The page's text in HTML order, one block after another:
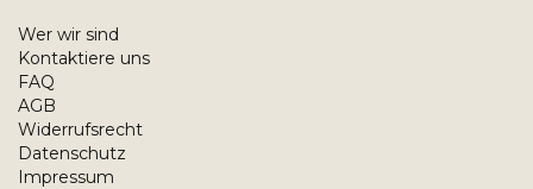
Wer wir sind
Kontaktiere uns
FAQ
AGB
Widerrufsrecht
Datenschutz
Impressum